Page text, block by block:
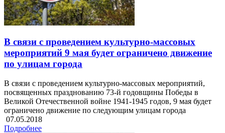
В связи с проведением культурно-массовых
мероприятий 9 мая будет ограничено движение
по улицам города
В связи с проведением культурно-массовых мероприятий,
посвященных празднованию 73-й годовщины Победы в
Великой Отечественной войне 1941-1945 годов, 9 мая будет
ограничено движение по следующим улицам города
07.05.2018
Подробнее